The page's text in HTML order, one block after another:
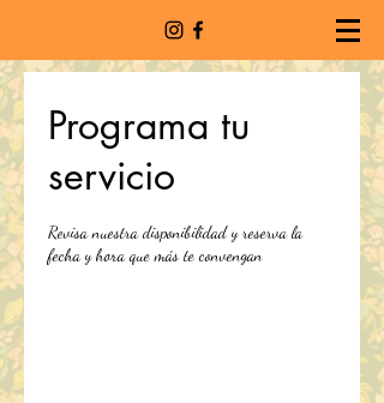
Programa tu
servicio
Revisa nuestra disponibilidad y reserva la
fecha y hora que más te convengan